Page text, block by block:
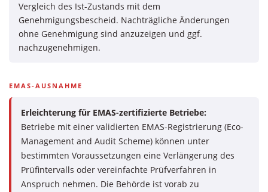
Vergleich des Ist-Zustands mit dem
Genehmigungsbescheid. Nachträgliche Änderungen
ohne Genehmigung sind anzuzeigen und ggf.
nachzugenehmigen.
EMAS-AUSNAHME
Erleichterung für EMAS-zertifizierte Betriebe:
Betriebe mit einer validierten EMAS-Registrierung (Eco-
Management and Audit Scheme) können unter
bestimmten Voraussetzungen eine Verlängerung des
Prüfintervalls oder vereinfachte Prüfverfahren in
Anspruch nehmen. Die Behörde ist vorab zu